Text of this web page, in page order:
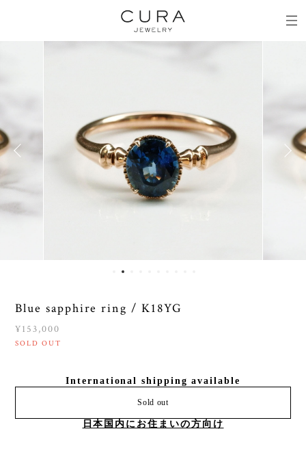
Blue sapphire ring / K18YG
¥153,000
SOLD OUT
International shipping available
Sold out
日本国内にお住まいの方向け